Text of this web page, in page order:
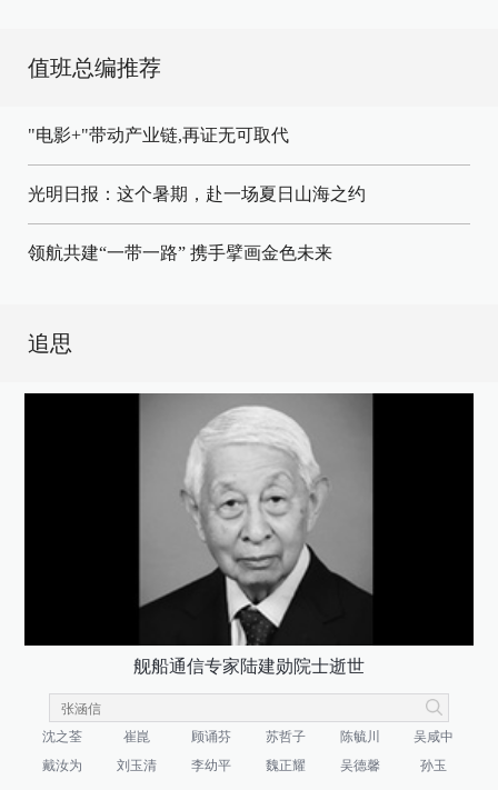
值班总编推荐
"电影+"带动产业链,再证无可取代
光明日报：这个暑期，赴一场夏日山海之约
领航共建“一带一路” 携手擘画金色未来
追思
舰船通信专家陆建勋院士逝世
沈之荃 崔崑 顾诵芬 苏哲子 陈毓川
吴咸中
戴汝为
刘玉清 李幼平 魏正耀 吴德馨 孙玉